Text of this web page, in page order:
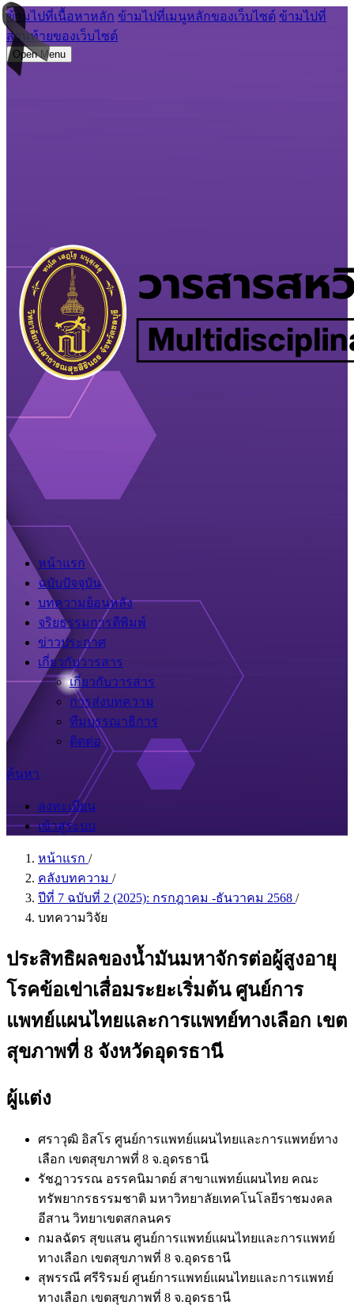
ข้ามไปที่เนื้อหาหลัก ข้ามไปที่เมนูหลักของเว็บไซต์ ข้ามไปที่
ส่วนท้ายของเว็บไซต์
Open Menu
หน้าแรก
ฉบับปัจจุบัน
บทความย้อนหลัง
จริยธรรมการตีพิมพ์
ข่าวประกาศ
เกี่ยวกับวารสาร
เกี่ยวกับวารสาร
การส่งบทความ
ทีมบรรณาธิการ
ติดต่อ
ค้นหา
ลงทะเบียน
เข้าสู่ระบบ
หน้าแรก /
คลังบทความ /
ปีที่ 7 ฉบับที่ 2 (2025): กรกฎาคม -ธันวาคม 2568 /
บทความวิจัย
ประสิทธิผลของน้ำมันมหาจักรต่อผู้สูงอายุ
โรคข้อเข่าเสื่อมระยะเริ่มต้น ศูนย์การ
แพทย์แผนไทยและการแพทย์ทางเลือก เขต
สุขภาพที่ 8 จังหวัดอุดรธานี
ผู้แต่ง
ศราวุฒิ อิสโร ศูนย์การแพทย์แผนไทยและการแพทย์ทาง
เลือก เขตสุขภาพที่ 8 จ.อุดรธานี
รัชฎาวรรณ อรรคนิมาตย์ สาขาแพทย์แผนไทย คณะ
ทรัพยากรธรรมชาติ มหาวิทยาลัยเทคโนโลยีราชมงคล
อีสาน วิทยาเขตสกลนคร
กมลฉัตร สุขแสน ศูนย์การแพทย์แผนไทยและการแพทย์
ทางเลือก เขตสุขภาพที่ 8 จ.อุดรธานี
สุพรรณี ศรีริรมย์ ศูนย์การแพทย์แผนไทยและการแพทย์
ทางเลือก เขตสุขภาพที่ 8 จ.อุดรธานี